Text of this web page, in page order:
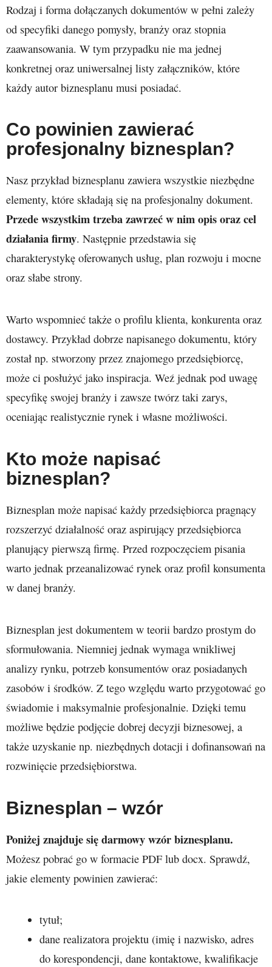
Rodzaj i forma dołączanych dokumentów w pełni zależy
od specyfiki danego pomysły, branży oraz stopnia
zaawansowania. W tym przypadku nie ma jednej
konkretnej oraz uniwersalnej listy załączników, które
każdy autor biznesplanu musi posiadać.
Co powinien zawierać
profesjonalny biznesplan?
Nasz przykład biznesplanu zawiera wszystkie niezbędne
elementy, które składają się na profesjonalny dokument.
Przede wszystkim trzeba zawrzeć w nim opis oraz cel
działania firmy. Następnie przedstawia się
charakterystykę oferowanych usług, plan rozwoju i mocne
oraz słabe strony.
Warto wspomnieć także o profilu klienta, konkurenta oraz
dostawcy. Przykład dobrze napisanego dokumentu, który
został np. stworzony przez znajomego przedsiębiorcę,
może ci posłużyć jako inspiracja. Weź jednak pod uwagę
specyfikę swojej branży i zawsze twórz taki zarys,
oceniając realistycznie rynek i własne możliwości.
Kto może napisać
biznesplan?
Biznesplan może napisać każdy przedsiębiorca pragnący
rozszerzyć działalność oraz aspirujący przedsiębiorca
planujący pierwszą firmę. Przed rozpoczęciem pisania
warto jednak przeanalizować rynek oraz profil konsumenta
w danej branży.
Biznesplan jest dokumentem w teorii bardzo prostym do
sformułowania. Niemniej jednak wymaga wnikliwej
analizy rynku, potrzeb konsumentów oraz posiadanych
zasobów i środków. Z tego względu warto przygotować go
świadomie i maksymalnie profesjonalnie. Dzięki temu
możliwe będzie podjęcie dobrej decyzji biznesowej, a
także uzyskanie np. niezbędnych dotacji i dofinansowań na
rozwinięcie przedsiębiorstwa.
Biznesplan – wzór
Poniżej znajduje się darmowy wzór biznesplanu.
Możesz pobrać go w formacie PDF lub docx. Sprawdź,
jakie elementy powinien zawierać:
tytuł;
dane realizatora projektu (imię i nazwisko, adres
do korespondencji, dane kontaktowe, kwalifikacje